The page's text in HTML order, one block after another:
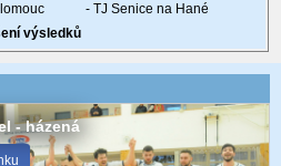
- TJ Senice na Hané
výsledků
- házená